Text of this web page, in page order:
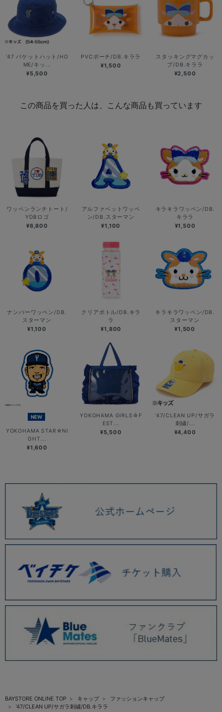
’47 バケットハット/HO
ME/キッ...
¥5,500
PVCポーチ/DB.キララ
¥1,500
スタッキングマグカッ
プ/DB.キララ
¥2,500
この商品を買った人は、こんな商品も買っています
ワッペンランチトート/
YDBロゴ
¥6,800
アルファベットワッペ
ン/DB.スターマン
¥1,100
キラキラワッペン/DB.
キララ
¥1,500
ナンバーワッペン/DB.
スターマン
¥1,100
クリアボトル/DB.キラ
ラ
¥1,800
キラキラワッペン/DB.
スターマン
¥1,500
NEW
YOKOHAMA STAR☆NI
GHT...
¥1,600
YOKOHAMA GIRLS☆F
EST...
¥5,500
’47/CLEAN UP/サガラ
刺繍/...
¥4,400
BAYSTORE ONLINE TOP キャップ
ファッションキャップ
’47/CLEAN UP/サガラ刺繍/DB.キララ